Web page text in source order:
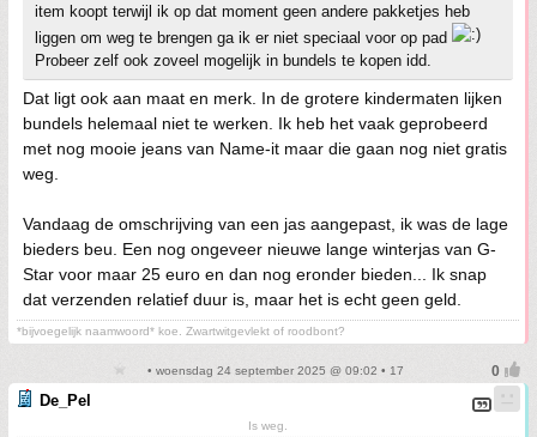
item koopt terwijl ik op dat moment geen andere pakketjes heb
liggen om weg te brengen ga ik er niet speciaal voor op pad
Probeer zelf ook zoveel mogelijk in bundels te kopen idd.
Dat ligt ook aan maat en merk. In de grotere kindermaten lijken
bundels helemaal niet te werken. Ik heb het vaak geprobeerd
met nog mooie jeans van Name-it maar die gaan nog niet gratis
weg.
Vandaag de omschrijving van een jas aangepast, ik was de lage
bieders beu. Een nog ongeveer nieuwe lange winterjas van G-
Star voor maar 25 euro en dan nog eronder bieden... Ik snap
dat verzenden relatief duur is, maar het is echt geen geld.
*bijvoegelijk naamwoord* koe. Zwartwitgevlekt of roodbont?
• woensdag 24 september 2025 @ 09:02 • 17
De_Pel
Is weg.